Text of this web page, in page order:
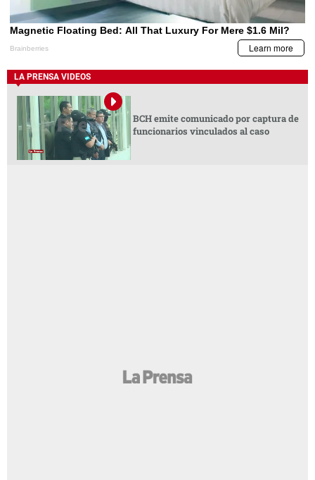
LA PRENSA VIDEOS
BCH emite comunicado por captura de
funcionarios vinculados al caso